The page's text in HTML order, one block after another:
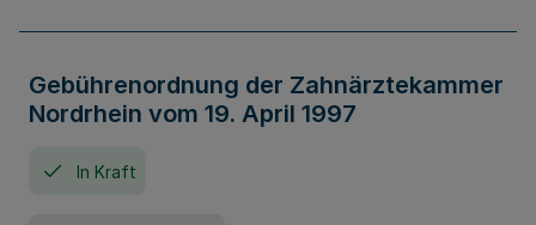
Gebührenordnung der Zahnärztekammer
Nordrhein vom 19. April 1997
In Kraft